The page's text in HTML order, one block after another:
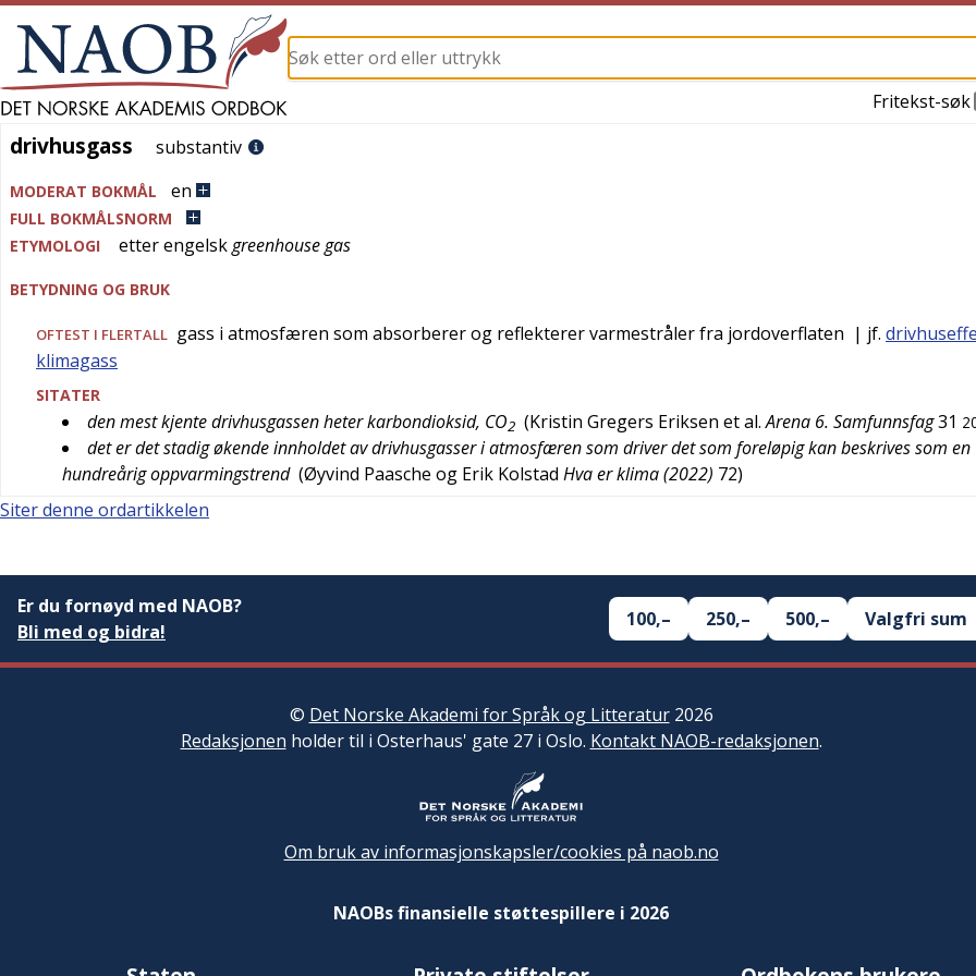
Fritekst-søk
drivhusgass
drivhusgass substantiv
MODERAT BOKMÅL en
FULL BOKMÅLSNORM
ETYMOLOGI
etterengelskgreenhouse gas
BETYDNING OG BRUK
OFTEST I FLERTALL gass i atmosfæren som absorberer og reflekterer varmestråler fra jordoverflaten | jf.
klimagass
SITATER
den mest kjente drivhusgassen heter karbondioksid, CO2 (Kristin Gregers Eriksen et al. Arena 6. Samfunnsfag31
det er det stadig økende innholdet av drivhusgasser i atmosfæren som driver det som foreløpig kan beskrives som en
hundreårig oppvarmingstrend (Øyvind Paasche og Erik Kolstad Hva er klima (2022) 72)
Siter denne ordartikkelen
Er du fornøyd med NAOB?
Bli med og bidra!
100,– 250,– 500,– Valgfri sum
© Det Norske Akademi for Språk og Litteratur2026
Redaksjonen holder til i Osterhaus' gate 27 i Oslo. Kontakt NAOB-redaksjonen.
Om bruk av informasjonskapsler/cookies på naob.no
NAOBs finansielle støttespillere i 2026